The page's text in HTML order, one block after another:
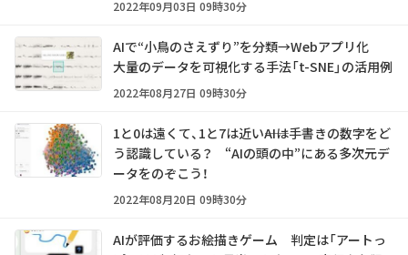
2022年09月03日 09時30分
AIで“小鳥のさえずり”を分類→Webアプリ化
大量のデータを可視化する手法「t-SNE」の活用例
2022年08月27日 09時30分
1と0は遠くて、1と7は近い――AIは手書きの数字をど
う認識している？ “AIの頭の中”にある多次元デ
ータをのぞこう！
2022年08月20日 09時30分
AIが評価するお絵描きゲーム 判定は「アートっ